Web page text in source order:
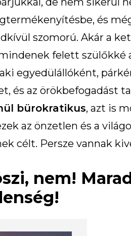
és
szomorú. Akár a
felett szülőkké
egyedülállóként,
és az örökbefogadást
bürokratikus, azt is
az önzetlen és a
célt. Persze vannak
nem!